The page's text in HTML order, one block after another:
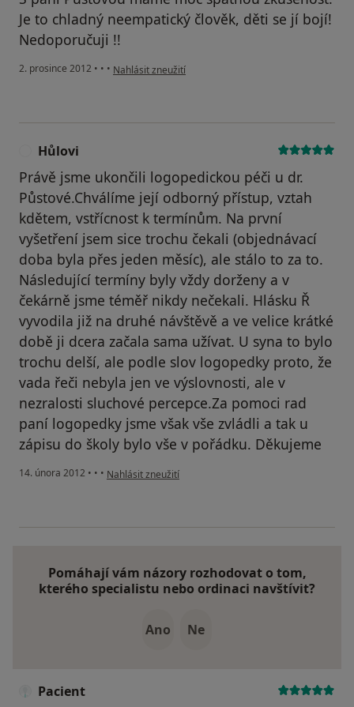
Je to chladný neempatický člověk, děti se jí bojí!
Nedoporučuji !!
2. prosince 2012 • • • podle názoru uživatele Váš účet byl odstraněn
Nahlásit zneužití
Hůlovi
Právě jsme ukončili logopedickou péči u dr.
Půstové.Chválíme její odborný přístup, vztah
kdětem, vstřícnost k termínům. Na první
vyšetření jsem sice trochu čekali (objednávací
doba byla přes jeden měsíc), ale stálo to za to.
Následující termíny byly vždy dorženy a v
čekárně jsme téměř nikdy nečekali. Hlásku Ř
vyvodila již na druhé návštěvě a ve velice krátké
době ji dcera začala sama užívat. U syna to bylo
trochu delší, ale podle slov logopedky proto, že
vada řeči nebyla jen ve výslovnosti, ale v
nezralosti sluchové percepce.Za pomoci rad
paní logopedky jsme však vše zvládli a tak u
zápisu do školy bylo vše v pořádku. Děkujeme
14. února 2012 • • • podle názoru uživatele Hůlovi
Nahlásit zneužití
Pomáhají vám názory rozhodovat o tom,
kterého specialistu nebo ordinaci navštívit?
Ano Ne
Pacient